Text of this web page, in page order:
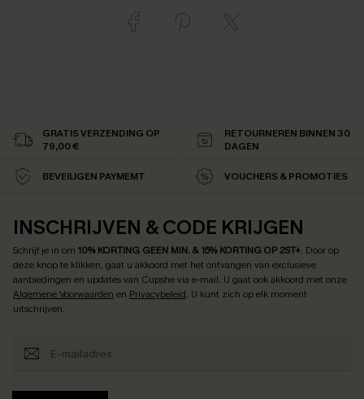
GRATIS VERZENDING OP
79,00 €
RETOURNEREN BINNEN 30
DAGEN
BEVEILIGEN PAYMEMT VOUCHERS & PROMOTIES
INSCHRIJVEN & CODE KRIJGEN
Schrijf je in om 10% KORTING GEEN MIN. & 15% KORTING OP 2ST+. Door op
deze knop te klikken, gaat u akkoord met het ontvangen van exclusieve
aanbiedingen en updates van Cupshe via e-mail. U gaat ook akkoord met onze
Algemene Voorwaarden en Privacybeleid. U kunt zich op elk moment
uitschrijven.